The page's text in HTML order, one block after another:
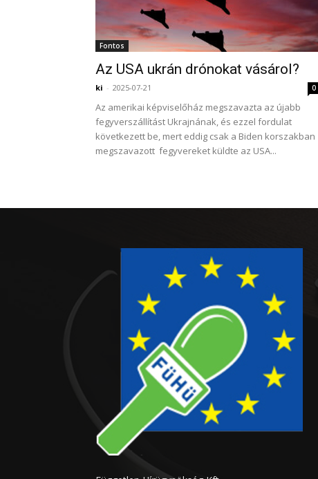
Fontos
Az USA ukrán drónokat vásárol?
ki - 2025-07-21 0
Az amerikai képviselőház megszavazta az újabb
fegyverszállítást Ukrajnának, és ezzel fordulat
következett be, mert eddig csak a Biden korszakban
megszavazott fegyvereket küldte az USA...